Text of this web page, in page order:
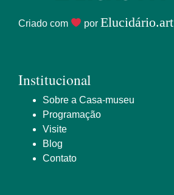
Criado com por Elucidário.art
Institucional
Sobre a Casa-museu
Programação
Visite
Blog
Contato